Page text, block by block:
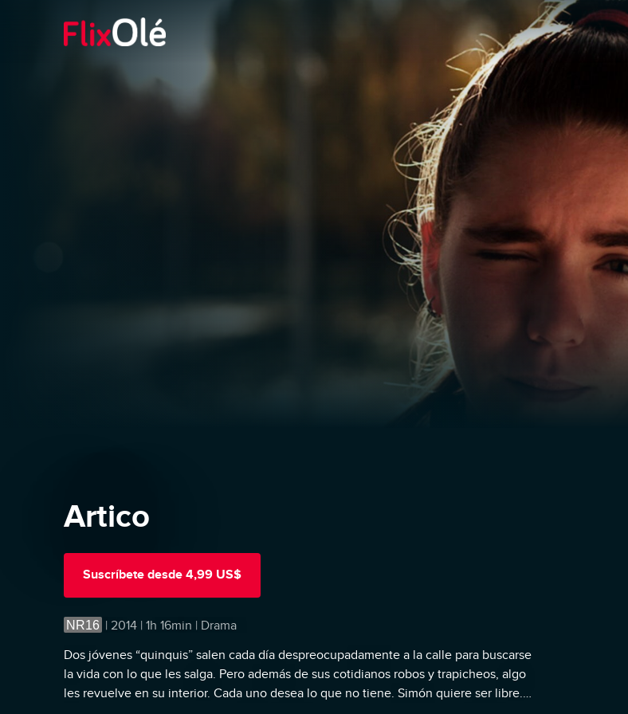
Artico
Suscríbete desde 4,99 US$
NR16 | 2014 | 1h 16min | Drama
Dos jóvenes “quinquis” salen cada día despreocupadamente a la calle para buscarse
la vida con lo que les salga. Pero además de sus cotidianos robos y trapicheos, algo
les revuelve en su interior. Cada uno desea lo que no tiene. Simón quiere ser libre.